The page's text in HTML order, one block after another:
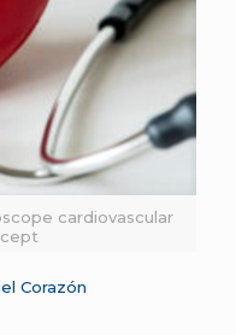
cardiovascular
Corazón